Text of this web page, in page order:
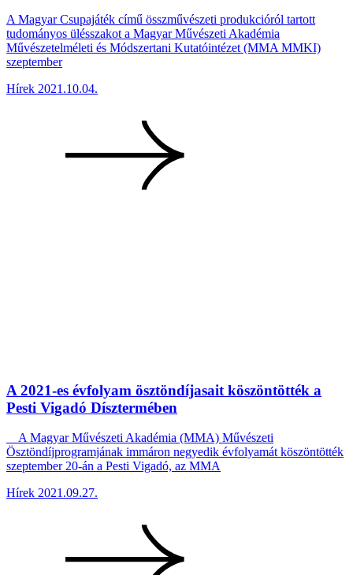
A Magyar Csupajáték című összművészeti produkcióról tartott
tudományos ülésszakot a Magyar Művészeti Akadémia
Művészetelméleti és Módszertani Kutatóintézet (MMA MMKI)
szeptember
Hírek 2021.10.04.
A 2021-es évfolyam ösztöndíjasait köszöntötték a
Pesti Vigadó Dísztermében
A Magyar Művészeti Akadémia (MMA) Művészeti
Ösztöndíjprogramjának immáron negyedik évfolyamát köszöntötték
szeptember 20-án a Pesti Vigadó, az MMA
Hírek 2021.09.27.